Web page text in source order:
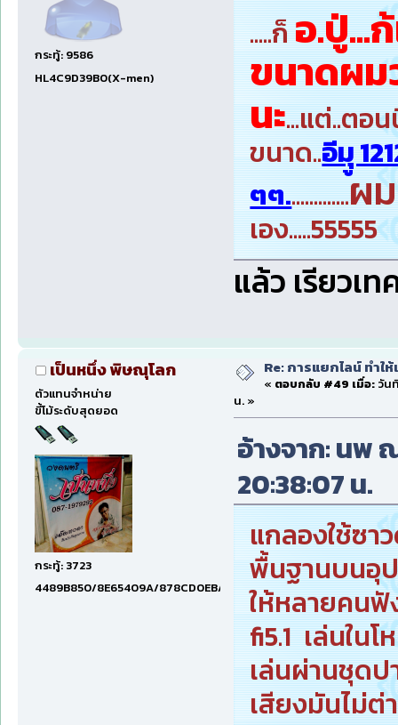
กระทู้: 9586
HL4C9D39B0(X-men)
.....ก็อ.ปู่...
ขนาดผ
นะ...แต่..ตอน
ขนาด..อีมุู
ๆๆ..............ผ
เอง.....55555
แล้ว เรียวเ
เป็นหนึ่ง พิษณุโลก
ตัวแทนจำหน่าย
ขี้โม้ระดับสุดยอด
กระทู้: 3723
4489B850/8E65409A/878CD0EB/6E61CE55/70876DD8/80008
Re: การแยกไลน์ ทำใ
« ตอบกลับ #49 เมื่อ:วันที่
น. »
อ้างจาก: นพ
20:38:07 น.
แกลองใช้ซา
พื้นฐานบนอุ
ให้หลายคน
fi5.1 เล่นใน
เล่นผ่านชุด
เสียงมันไม่